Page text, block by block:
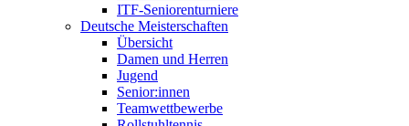
ITF-Seniorenturniere
Deutsche Meisterschaften
Übersicht
Damen und Herren
Jugend
Senior:innen
Teamwettbewerbe